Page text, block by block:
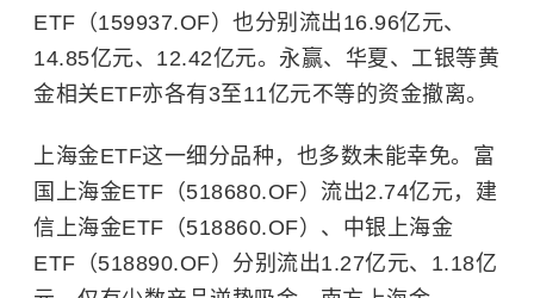
ETF（159937.OF）也分别流出16.96亿元、
14.85亿元、12.42亿元。永赢、华夏、工银等黄
金相关ETF亦各有3至11亿元不等的资金撤离。
上海金ETF这一细分品种，也多数未能幸免。富
国上海金ETF（518680.OF）流出2.74亿元，建
信上海金ETF（518860.OF）、中银上海金
ETF（518890.OF）分别流出1.27亿元、1.18亿